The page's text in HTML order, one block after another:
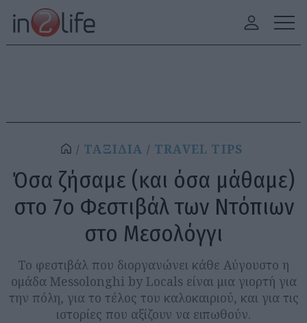
ΤΑΞΙΔΙΑ TRAVEL TIPS
Όσα ζήσαμε (και όσα μάθαμε)
στο 7ο Φεστιβάλ των Ντόπιων
στο Μεσολόγγι
Το φεστιβάλ που διοργανώνει κάθε Αύγουστο η
ομάδα Messolonghi by Locals είναι μια γιορτή για
την πόλη, για το τέλος του καλοκαιριού, και για τις
ιστορίες που αξίζουν να ειπωθούν.